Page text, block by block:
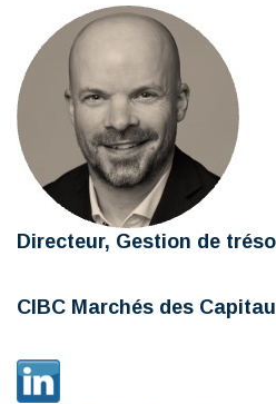
Directeur, Gestion de
CIBC Marchés des